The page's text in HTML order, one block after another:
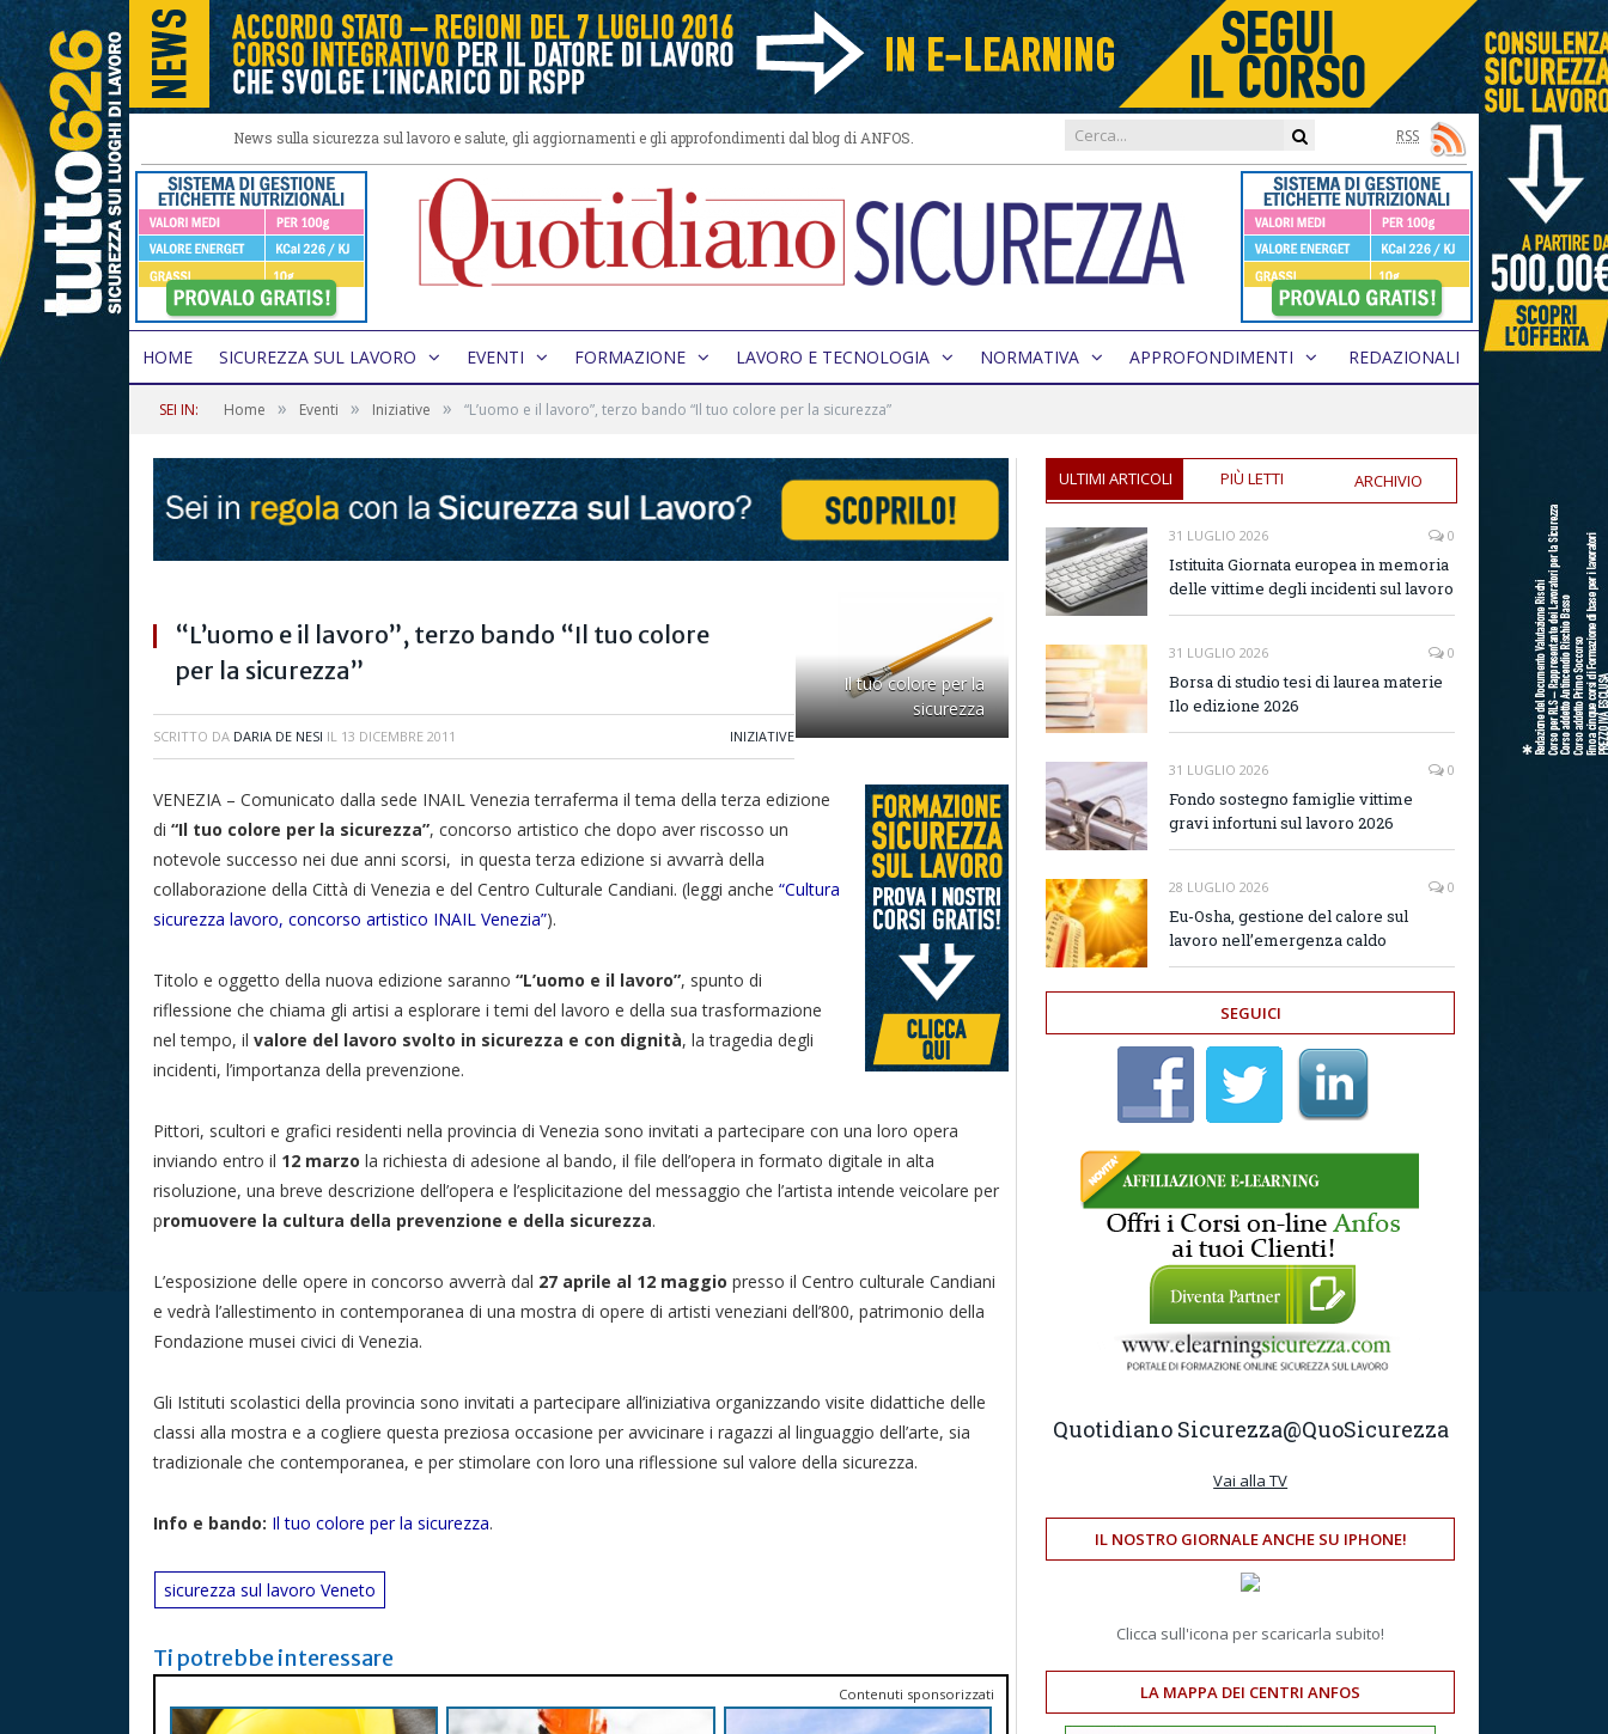
News sulla sicurezza sul lavoro e salute, gli aggiornamenti e gli approfondimenti dal blog di ANFOS. RSS
HOME SICUREZZA SUL LAVORO EVENTI FORMAZIONE LAVORO E TECNOLOGIA NORMATIVA APPROFONDIMENTI REDAZIONALI
SEI IN: Home » Eventi » Iniziative » “L’uomo e il lavoro”, terzo bando “Il tuo colore per la sicurezza”
Il tuo colore per la
sicurezza
“L’uomo e il lavoro”, terzo bando “Il tuo colore
per la sicurezza”
SCRITTO DA DARIA DE NESI IL 13 DICEMBRE 2011 INIZIATIVE
VENEZIA – Comunicato dalla sede INAIL Venezia terraferma il tema della terza edizione
di “Il tuo colore per la sicurezza”, concorso artistico che dopo aver riscosso un
notevole successo nei due anni scorsi, in questa terza edizione si avvarrà della
collaborazione della Città di Venezia e del Centro Culturale Candiani. (leggi anche “Cultura
sicurezza lavoro, concorso artistico INAIL Venezia”).
Titolo e oggetto della nuova edizione saranno “L’uomo e il lavoro”, spunto di
riflessione che chiama gli artisi a esplorare i temi del lavoro e della sua trasformazione
nel tempo, il valore del lavoro svolto in sicurezza e con dignità, la tragedia degli
incidenti, l’importanza della prevenzione.
Pittori, scultori e grafici residenti nella provincia di Venezia sono invitati a partecipare con una loro opera
inviando entro il 12 marzo la richiesta di adesione al bando, il file dell’opera in formato digitale in alta
risoluzione, una breve descrizione dell’opera e l’esplicitazione del messaggio che l’artista intende veicolare per
promuovere la cultura della prevenzione e della sicurezza.
L’esposizione delle opere in concorso avverrà dal 27 aprile al 12 maggio presso il Centro culturale Candiani
e vedrà l’allestimento in contemporanea di una mostra di opere di artisti veneziani dell’800, patrimonio della
Fondazione musei civici di Venezia.
Gli Istituti scolastici della provincia sono invitati a partecipare all’iniziativa organizzando visite didattiche delle
classi alla mostra e a cogliere questa preziosa occasione per avvicinare i ragazzi al linguaggio dell’arte, sia
tradizionale che contemporanea, e per stimolare con loro una riflessione sul valore della sicurezza.
Info e bando: Il tuo colore per la sicurezza.
sicurezza sul lavoro Veneto
Ti potrebbe interessare
Contenuti sponsorizzati
ULTIMI ARTICOLI PIÙ LETTI ARCHIVIO
31 LUGLIO 2026 0
Istituita Giornata europea in memoria
delle vittime degli incidenti sul lavoro
31 LUGLIO 2026 0
Borsa di studio tesi di laurea materie
Ilo edizione 2026
31 LUGLIO 2026 0
Fondo sostegno famiglie vittime
gravi infortuni sul lavoro 2026
28 LUGLIO 2026 0
Eu-Osha, gestione del calore sul
lavoro nell’emergenza caldo
SEGUICI
Quotidiano Sicurezza@QuoSicurezza
Vai alla TV
IL NOSTRO GIORNALE ANCHE SU IPHONE!
Clicca sull'icona per scaricarla subito!
LA MAPPA DEI CENTRI ANFOS